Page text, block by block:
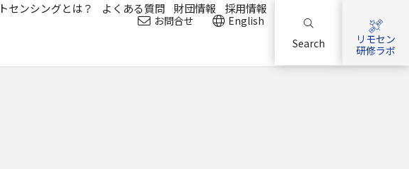
お問合せ English
センシングとは？ よくある質問 財団情報 採用情報
Search
リモセン
研修ラボ